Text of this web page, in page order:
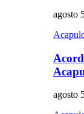
agosto
agosto